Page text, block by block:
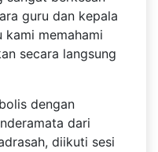
guru dan kepala
kami memahami
secara langsung
dengan
dari
diikuti sesi